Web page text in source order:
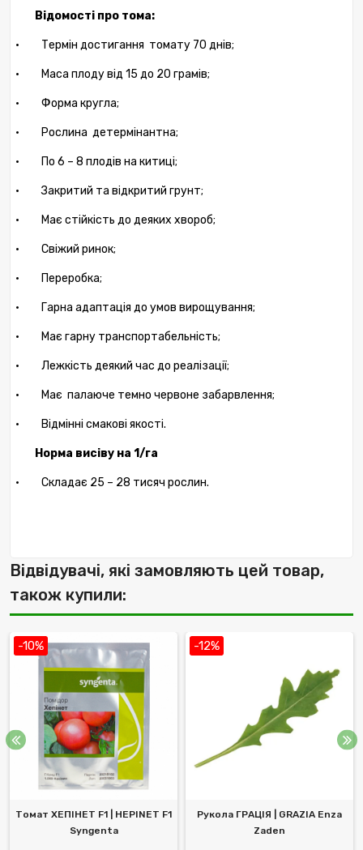
Відомості про тома:
· Термін достигання томату 70 днів;
· Маса плоду від 15 до 20 грамів;
· Форма кругла;
· Рослина детермінантна;
· По 6 – 8 плодів на китиці;
· Закритий та відкритий грунт;
· Має стійкість до деяких хвороб;
· Свіжий ринок;
· Переробка;
· Гарна адаптація до умов вирощування;
· Має гарну транспортабельність;
· Лежкість деякий час до реалізації;
· Має палаюче темно червоне забарвлення;
· Відмінні смакові якості.
Норма висіву на 1/га
· Складає 25 – 28 тисяч рослин.
Відвідувачі, які замовляють цей товар,
також купили:
-10%
Томат ХЕПІНЕТ F1 | HЕPINET F1
Syngenta
-12%
Рукола ГРАЦІЯ | GRAZIA Enza
Zaden